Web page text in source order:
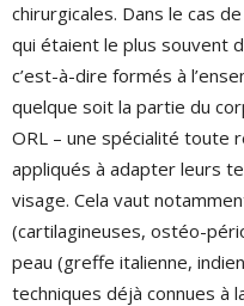
chirurgicales. Dans le cas
qui étaient le plus souvent
c’est-à-dire formés à
quelque soit la partie du
ORL – une spécialité toute
appliqués à adapter leurs
visage. Cela vaut
(cartilagineuses, ostéo-
peau (greffe italienne,
techniques déjà connues à